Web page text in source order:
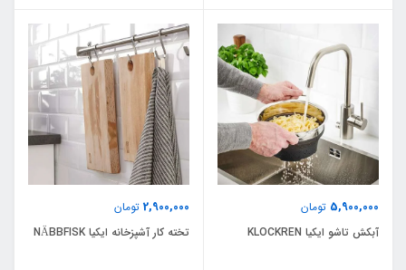
5,900,000 تومان
آبکش تاشو ایکیا KLOCKREN
2,900,000 تومان
تخته کار آشپزخانه ایکیا NÄBBFISK